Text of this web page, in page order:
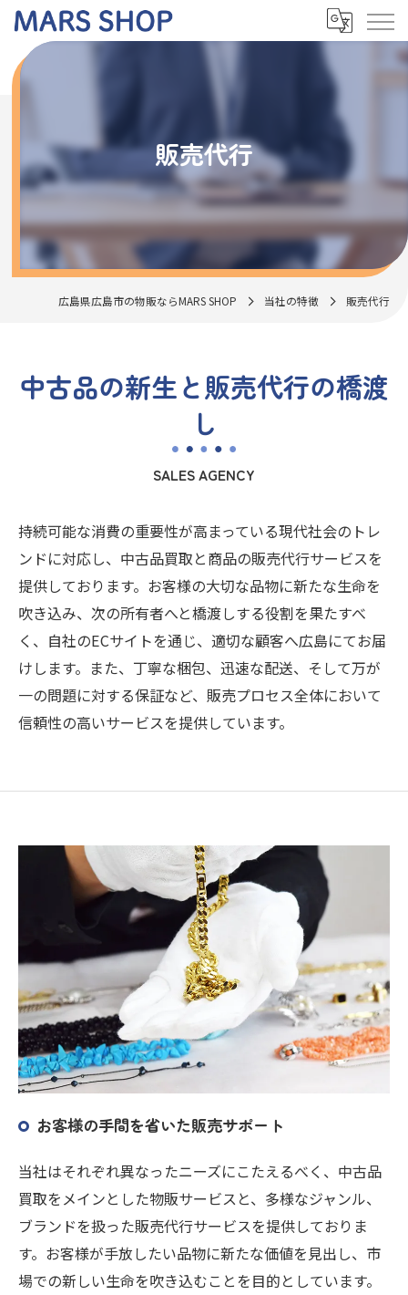
販売代行
広島県広島市の物販ならMARS SHOP 当社の特徴 販売代行
中古品の新生と販売代行の橋渡
し
SALES AGENCY
持続可能な消費の重要性が高まっている現代社会のトレ
ンドに対応し、中古品買取と商品の販売代行サービスを
提供しております。お客様の大切な品物に新たな生命を
吹き込み、次の所有者へと橋渡しする役割を果たすべ
く、自社のECサイトを通じ、適切な顧客へ広島にてお届
けします。また、丁寧な梱包、迅速な配送、そして万が
一の問題に対する保証など、販売プロセス全体において
信頼性の高いサービスを提供しています。
お客様の手間を省いた販売サポート
当社はそれぞれ異なったニーズにこたえるべく、中古品
買取をメインとした物販サービスと、多様なジャンル、
ブランドを扱った販売代行サービスを提供しておりま
す。お客様が手放したい品物に新たな価値を見出し、市
場での新しい生命を吹き込むことを目的としています。